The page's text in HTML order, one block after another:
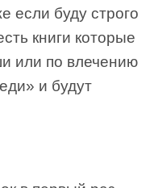
если буду строго
книги которые
или по влечению
и будут